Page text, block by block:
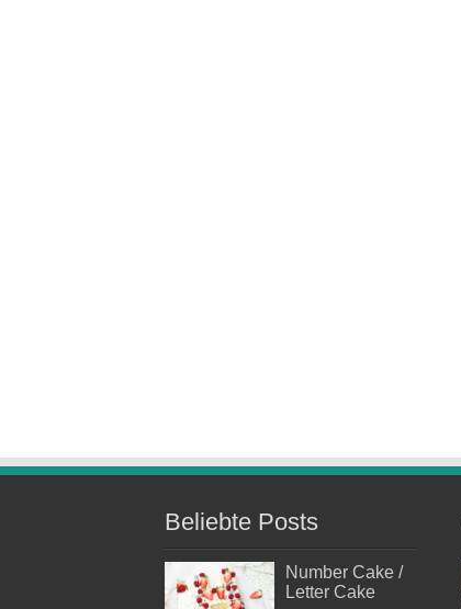
Beliebte Posts
Number Cake /
Letter Cake